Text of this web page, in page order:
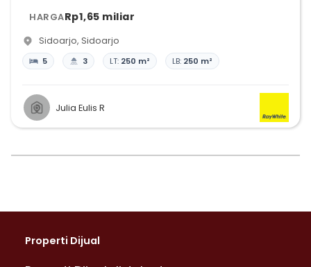
HARGARp1,65 miliar
Sidoarjo, Sidoarjo
5 3 LT: 250 m² LB: 250 m²
Julia Eulis R
Properti Dijual